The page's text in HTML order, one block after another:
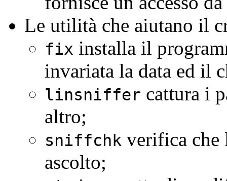
Le utilità che aiutano il
fix installa il
invariata la data ed il
linsniffer cattura i
altro;
sniffchk verifica che
ascolto;